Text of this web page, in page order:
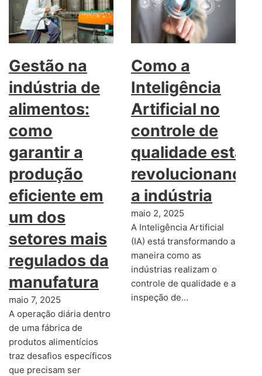
Gestão na
indústria de
alimentos:
como
garantir a
produção
eficiente em
um dos
setores mais
regulados da
manufatura
maio 7, 2025
A operação diária dentro
de uma fábrica de
produtos alimentícios
traz desafios específicos
que precisam ser
Como a
Inteligência
Artificial no
controle de
qualidade está
revolucionando
a indústria
maio 2, 2025
A Inteligência Artificial
(IA) está transformando a
maneira como as
indústrias realizam o
controle de qualidade e a
inspeção de…